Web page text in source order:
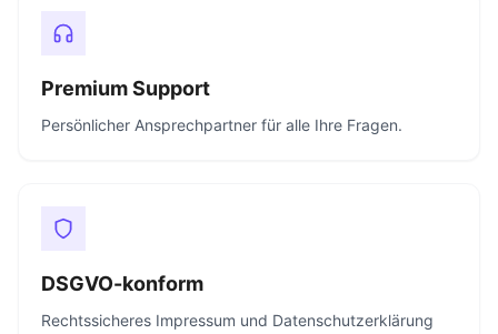
Premium Support
Persönlicher Ansprechpartner für alle Ihre Fragen.
DSGVO-konform
Rechtssicheres Impressum und Datenschutzerklärung